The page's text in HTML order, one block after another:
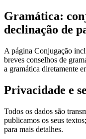
Gramática:
declinação de
A página Conjugação
breves conselhos de
a gramática diretamente
Privacidade e
Todos os dados são
publicamos os seus
para mais detalhes.